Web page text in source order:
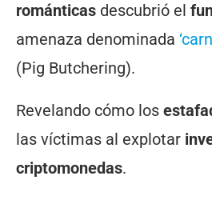
románticas descubrió el
amenaza denominada
(Pig Butchering).
Revelando cómo los
las víctimas al explotar
criptomonedas.